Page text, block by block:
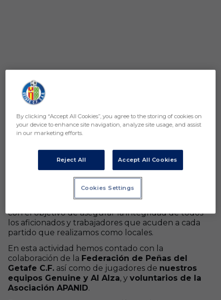
El martes 12 de noviembre tuvo lugar en el Estadio
de Autoprotección en nuestro
indispesable e innegociable, que se realiza cada año
con el objetivo de asegurar la integridad de todos
los aficionados y trabajadores que acuden a cada
partido que realizamos como locales.
En esta actividad hemos contado con la
colaboración de la Federación de Peñas del
Getafe C.F. así como de jugadores de nuestros
equipos Genuine y Al Alza, y voluntarios de la
Asociación APANID.
By clicking “Accept All Cookies”, you agree to the storing of cookies on
your device to enhance site navigation, analyze site usage, and assist
in our marketing efforts.
Reject All Accept All Cookies
Cookies Settings